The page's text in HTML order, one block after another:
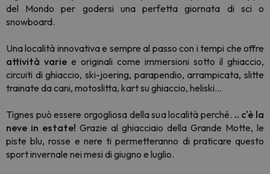
del Mondo per godersi una perfetta giornata di sci o
snowboard.
Una località innovativa e sempre al passo con i tempi che offre
attività varie e originali come immersioni sotto il ghiaccio,
circuiti di ghiaccio, ski-joering, parapendio, arrampicata, slitte
trainate da cani, motoslitta, kart su ghiaccio, heliski...
Tignes può essere orgogliosa della sua località perché. .. c'è la
neve in estate! Grazie al ghiacciaio della Grande Motte, le
piste blu, rosse e nere ti permetteranno di praticare questo
sport invernale nei mesi di giugno e luglio.